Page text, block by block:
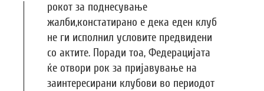
рокот за поднесување
жалби,констатирано е дека еден клуб
не ги исполнил условите предвидени
со актите. Поради тоа, Федерацијата
ќе отвори рок за пријавување на
заинтересирани клубови во периодот